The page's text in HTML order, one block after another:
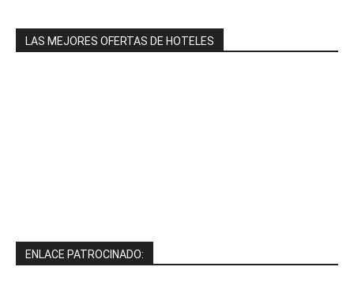
LAS MEJORES OFERTAS DE HOTELES
ENLACE PATROCINADO: